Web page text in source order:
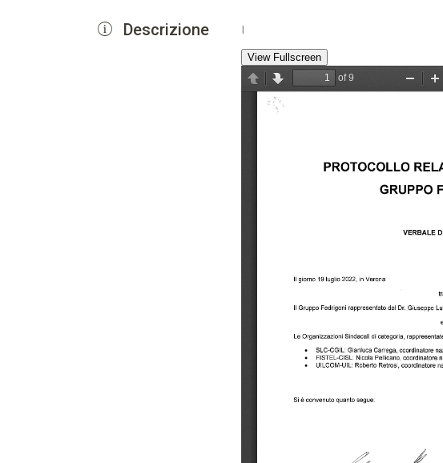
Descrizione I
View Fullscreen